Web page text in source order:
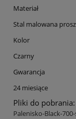
Materiał
Stal malowana
Kolor
Czarny
Gwarancja
24 miesiące
Pliki do pobrania:
Palenisko-Black-